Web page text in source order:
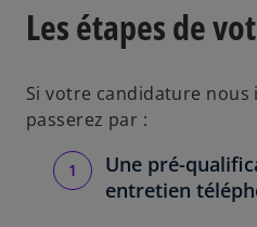
Les étapes de
Si votre candidature nous
passerez par :
Une pré-
entretien